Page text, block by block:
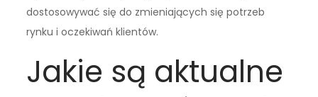
dostosowywać się do zmieniających się potrzeb
rynku i oczekiwań klientów.
Jakie są aktualne